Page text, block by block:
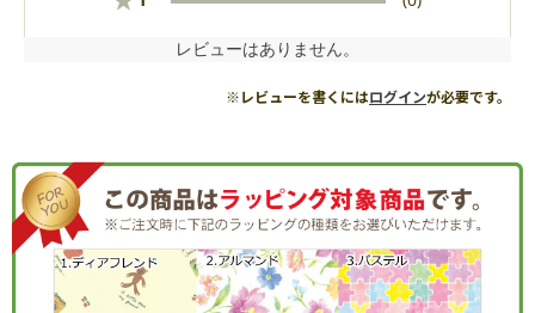
レビューはありません。
※レビューを書くにはログインが必要です。